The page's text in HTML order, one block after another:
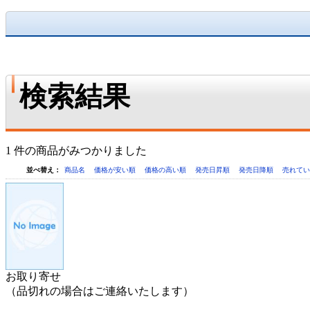
検索結果
1 件の商品がみつかりました
並べ替え： 商品名 価格が安い順 価格の高い順 発売日昇順 発売日降順 売れて
お取り寄せ
（品切れの場合はご連絡いたします）